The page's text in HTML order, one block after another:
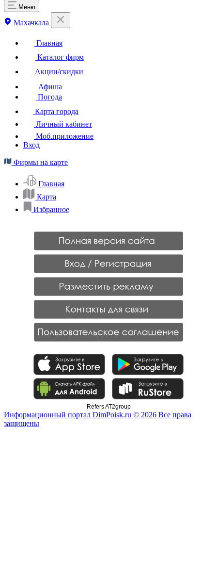
Меню
Махачкала
Главная
Каталог фирм
Акции/скидки
Афиша
Погода
Карта города
Личный кабинет
Моб.приложение
Вход
Фирмы на карте
Главная
Карта
Избранное
Refers AT2group
Информационный портал DimPoisk.ru © 2026 Все права
защищены